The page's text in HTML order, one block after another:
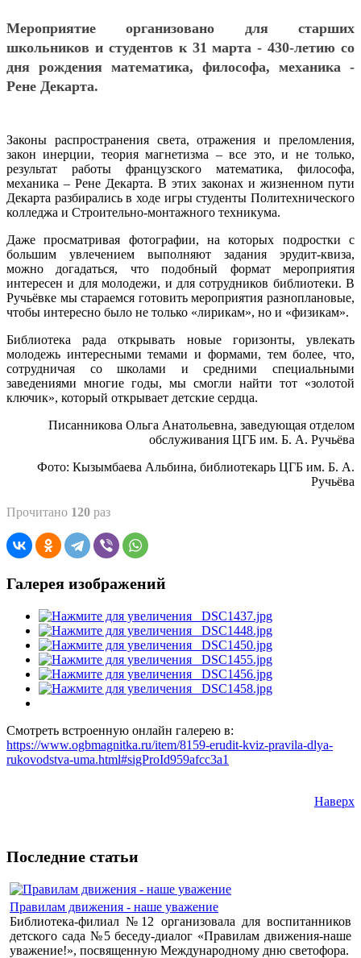
Мероприятие организовано для старших
школьников и студентов к 31 марта - 430-летию со
дня рождения математика, философа, механика -
Рене Декарта.
Законы распространения света, отражения и преломления,
закон инерции, теория магнетизма – все это, и не только,
результат работы французского математика, философа,
механика – Рене Декарта. В этих законах и жизненном пути
Декарта разбирались в ходе игры студенты Политехнического
колледжа и Строительно-монтажного техникума.
Даже просматривая фотографии, на которых подростки с
большим увлечением выполняют задания эрудит-квиза,
можно догадаться, что подобный формат мероприятия
интересен и для молодежи, и для сотрудников библиотеки. В
Ручьёвке мы стараемся готовить мероприятия разноплановые,
чтобы интересно было не только «лирикам», но и «физикам».
Библиотека рада открывать новые горизонты, увлекать
молодежь интересными темами и формами, тем более, что,
сотрудничая со школами и средними специальными
заведениями многие годы, мы смогли найти тот «золотой
ключик», который открывает детские сердца.
Писанникова Ольга Анатольевна, заведующая отделом
обслуживания ЦГБ им. Б. А. Ручьёва
Фото: Кызымбаева Альбина, библиотекарь ЦГБ им. Б. А.
Ручьёва
Прочитано 120 раз
Галерея изображений
Смотреть встроенную онлайн галерею в:
https://www.ogbmagnitka.ru/item/8159-erudit-kviz-pravila-dlya-
rukovodstva-uma.html#sigProId959afcc3a1
Наверх
Последние статьи
Правилам движения - наше уважение
Библиотека-филиал №12 организовала для воспитанников
детского сада №5 беседу-диалог «Правилам движения-наше
уважение!», посвященную Международному дню светофора.